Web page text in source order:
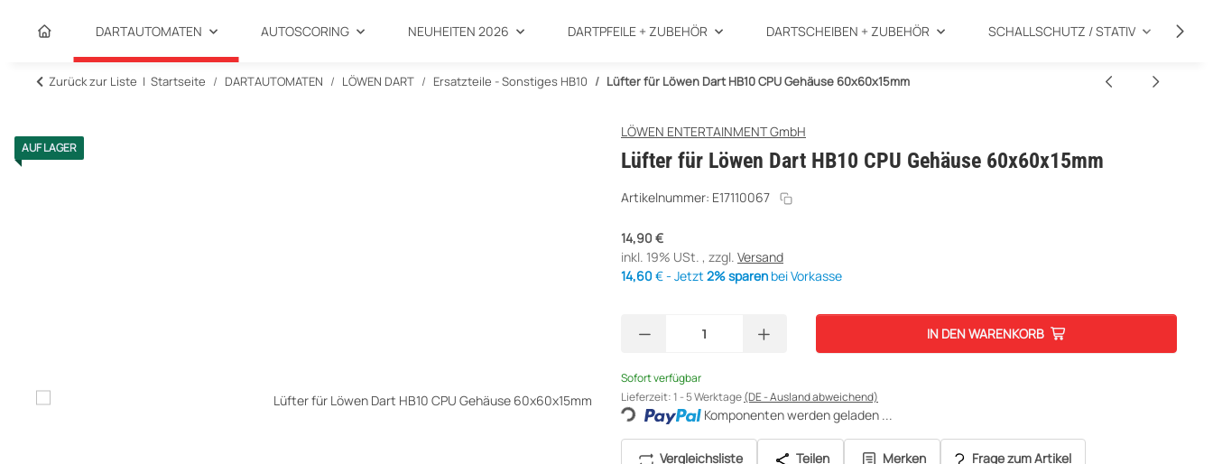
DARTAUTOMATEN AUTOSCORING NEUHEITEN 2026 DARTPFEILE + ZUBEHÖR DARTSCHEIBEN + ZUBEHÖR SCHALLSCHUTZ / STATIV
Zurück zur Liste Startseite DARTAUTOMATEN LÖWEN DART Ersatzteile - Sonstiges HB10 Lüfter für Löwen Dart HB10 CPU Gehäuse 60x60x15mm
AUF LAGER
LÖWEN ENTERTAINMENT GmbH
Lüfter für Löwen Dart HB10 CPU Gehäuse 60x60x15mm
Artikelnummer: E17110067
14,90 €
inkl. 19% USt. , zzgl. Versand
14,60€ - Jetzt 2% sparen bei Vorkasse
IN DEN WARENKORB
Sofort verfügbar
Lieferzeit:1 - 5 Werktage(DE - Ausland abweichend)
Loading... Komponenten werden geladen ...
Vergleichsliste Teilen Merken Frage zum Artikel